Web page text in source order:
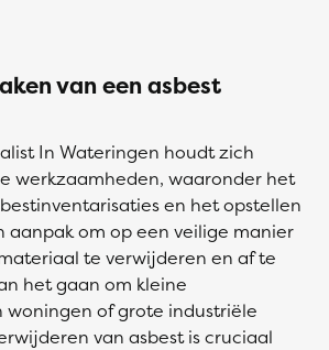
van een asbest
In Wateringen houdt zich
werkzaamheden, waaronder het
en het opstellen
aanpak om op een veilige manier
te verwijderen en af te
het gaan om kleine
woningen of grote industriële
van asbest is cruciaal